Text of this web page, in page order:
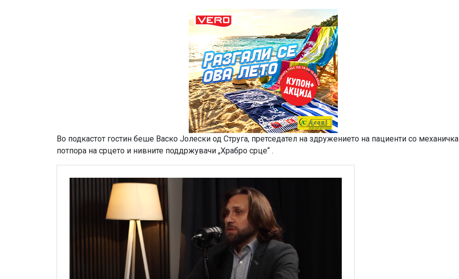
Во подкастот гостин беше Васко Јолески од Струга, претседател на здружението на пациенти со механичка
потпора на срцето и нивните поддржувачи „Храбро срце“ .